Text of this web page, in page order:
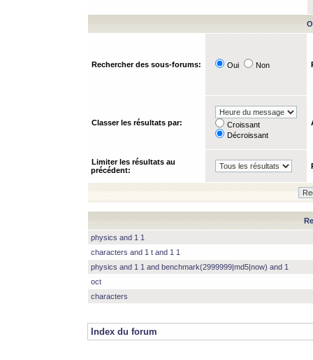
Rechercher des sous-forums: Oui Non
Classer les résultats par:
Croissant
Décroissant
Limiter les résultats au
précédent:
physics and 1 1
characters and 1 t and 1 1
physics and 1 1 and benchmark(2999999|md5|now) and 1
oct
characters
Index du forum